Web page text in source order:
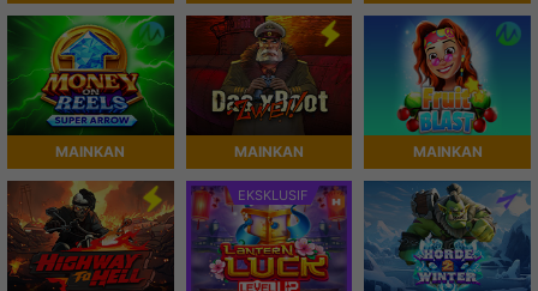
MAINKAN MAINKAN MAINKAN
EKSKLUSIF